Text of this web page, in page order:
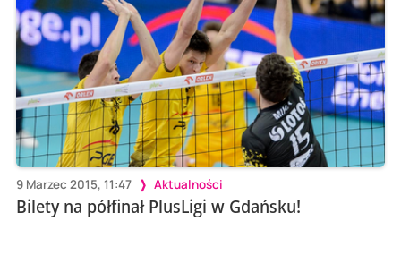
9 Marzec 2015, 11:47 Aktualności
Bilety na półfinał PlusLigi w Gdańsku!